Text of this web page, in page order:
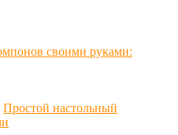
своими руками:
Простой настольный